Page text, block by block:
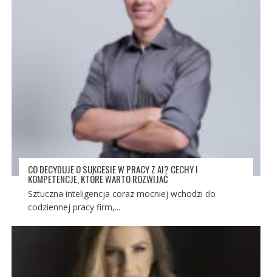
CO DECYDUJE O SUKCESIE W PRACY Z AI? CECHY I
KOMPETENCJE, KTÓRE WARTO ROZWIJAĆ
Sztuczna inteligencja coraz mocniej wchodzi do
codziennej pracy firm,...